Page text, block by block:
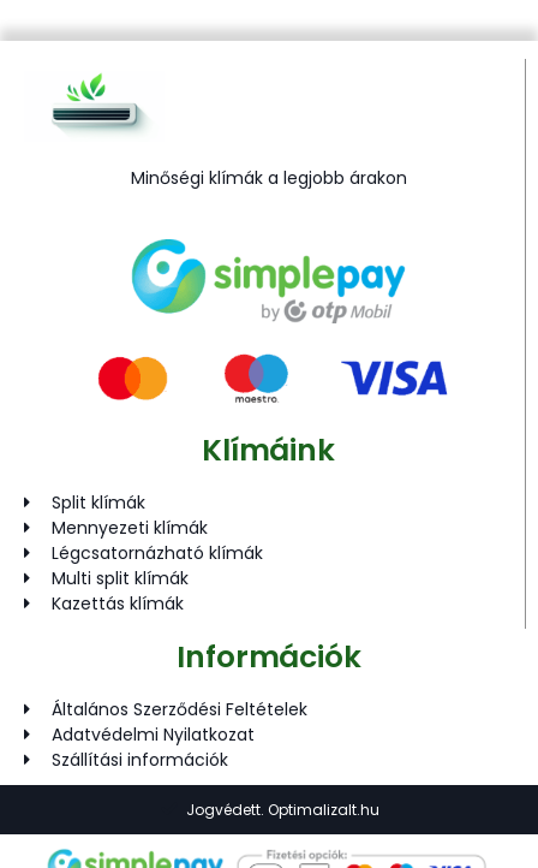
Minőségi klímák a legjobb árakon
Klímáink
Split klímák
Mennyezeti klímák
Légcsatornázható klímák
Multi split klímák
Kazettás klímák
Információk
Általános Szerződési Feltételek
Adatvédelmi Nyilatkozat
Szállítási információk
Jogvédett. Optimalizalt.hu